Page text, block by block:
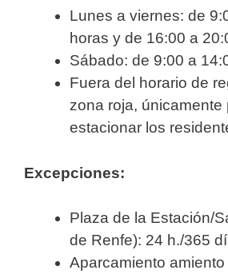
Lunes a viernes: de
horas y de 16:00 a
Sábado: de 9:00 a
Fuera del horario de
zona roja, únicamente
estacionar los
Excepciones:
Plaza de la Estación/
de Renfe): 24 h./365
Aparcamiento amiento